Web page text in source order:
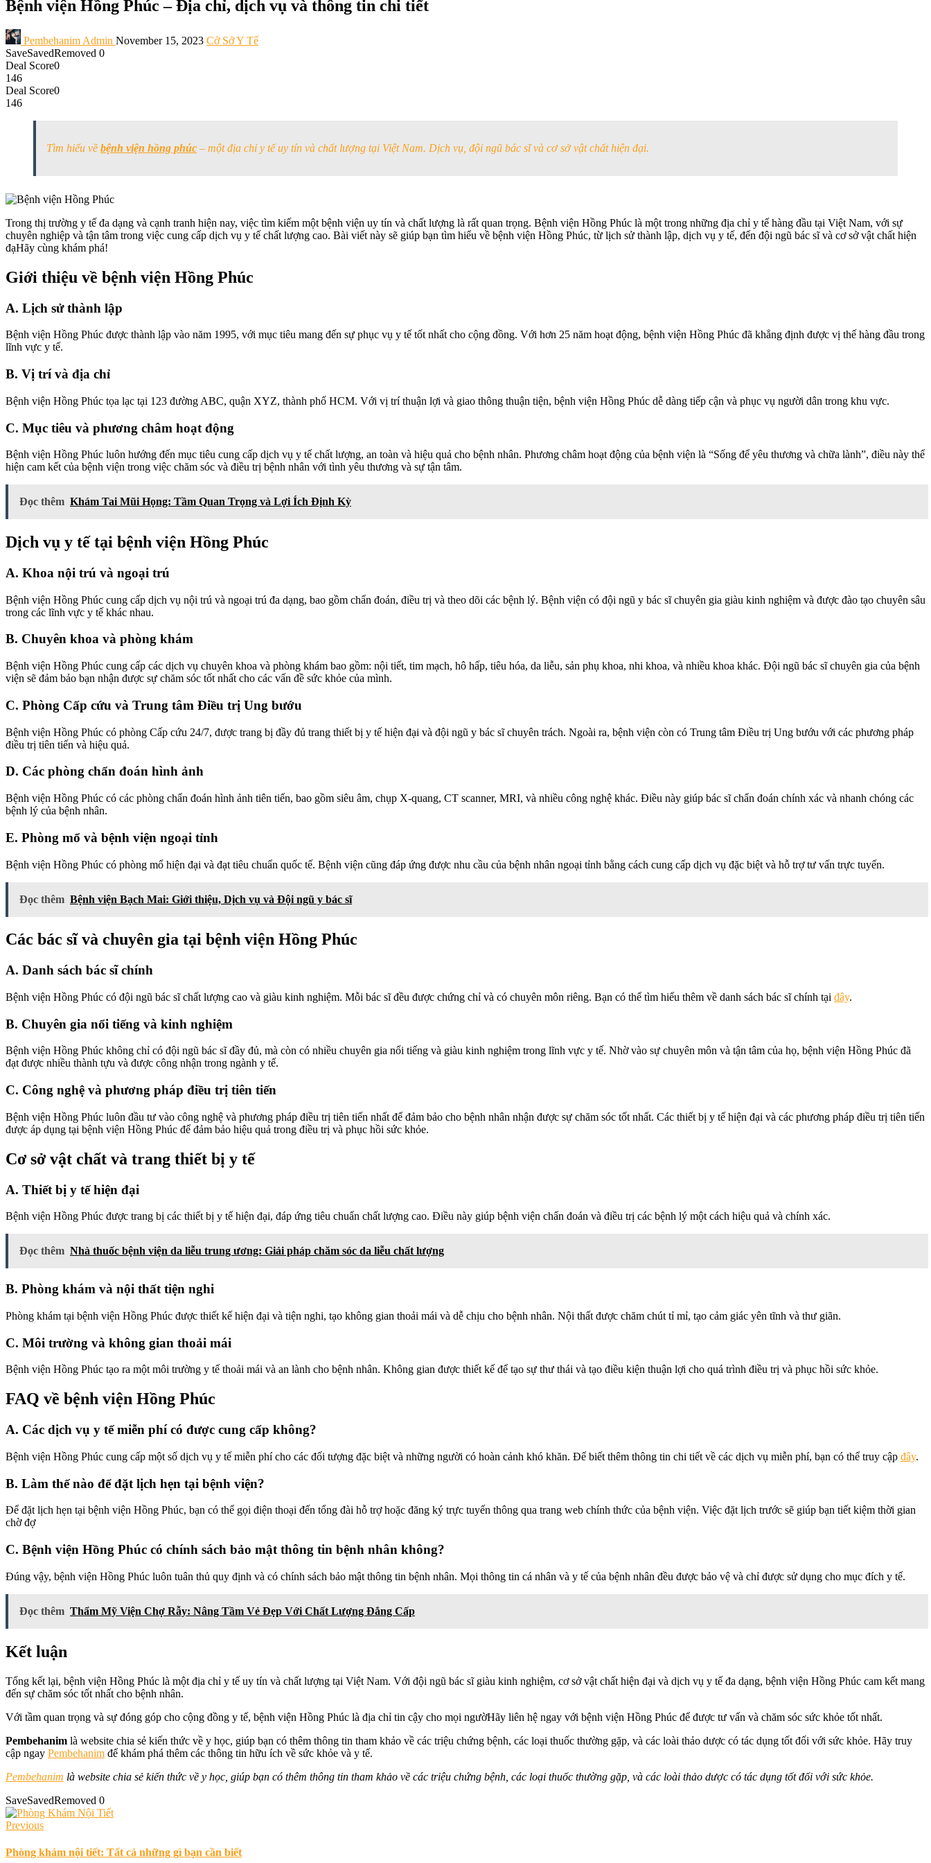
Bệnh viện Hồng Phúc – Địa chỉ, dịch vụ và thông tin chi tiết
Pembehanim Admin November 15, 2023 Cở Sở Y Tế
SaveSavedRemoved 0
Deal Score0
146
Deal Score0
146
Tìm hiểu về bệnh viện hồng phúc – một địa chỉ y tế uy tín và chất lượng tại Việt Nam. Dịch vụ, đội ngũ bác sĩ và cơ sở vật chất hiện đại.
Trong thị trường y tế đa dạng và cạnh tranh hiện nay, việc tìm kiếm một bệnh viện uy tín và chất lượng là rất quan trọng. Bệnh viện Hồng Phúc là một trong những địa chỉ y tế hàng đầu tại Việt Nam, với sự
chuyên nghiệp và tận tâm trong việc cung cấp dịch vụ y tế chất lượng cao. Bài viết này sẽ giúp bạn tìm hiểu về bệnh viện Hồng Phúc, từ lịch sử thành lập, dịch vụ y tế, đến đội ngũ bác sĩ và cơ sở vật chất hiện
đạHãy cùng khám phá!
Giới thiệu về bệnh viện Hồng Phúc
A. Lịch sử thành lập
Bệnh viện Hồng Phúc được thành lập vào năm 1995, với mục tiêu mang đến sự phục vụ y tế tốt nhất cho cộng đồng. Với hơn 25 năm hoạt động, bệnh viện Hồng Phúc đã khẳng định được vị thế hàng đầu trong
lĩnh vực y tế.
B. Vị trí và địa chỉ
Bệnh viện Hồng Phúc tọa lạc tại 123 đường ABC, quận XYZ, thành phố HCM. Với vị trí thuận lợi và giao thông thuận tiện, bệnh viện Hồng Phúc dễ dàng tiếp cận và phục vụ người dân trong khu vực.
C. Mục tiêu và phương châm hoạt động
Bệnh viện Hồng Phúc luôn hướng đến mục tiêu cung cấp dịch vụ y tế chất lượng, an toàn và hiệu quả cho bệnh nhân. Phương châm hoạt động của bệnh viện là “Sống để yêu thương và chữa lành”, điều này thể
hiện cam kết của bệnh viện trong việc chăm sóc và điều trị bệnh nhân với tình yêu thương và sự tận tâm.
Đọc thêm Khám Tai Mũi Họng: Tầm Quan Trọng và Lợi Ích Định Kỳ
Dịch vụ y tế tại bệnh viện Hồng Phúc
A. Khoa nội trú và ngoại trú
Bệnh viện Hồng Phúc cung cấp dịch vụ nội trú và ngoại trú đa dạng, bao gồm chẩn đoán, điều trị và theo dõi các bệnh lý. Bệnh viện có đội ngũ y bác sĩ chuyên gia giàu kinh nghiệm và được đào tạo chuyên sâu
trong các lĩnh vực y tế khác nhau.
B. Chuyên khoa và phòng khám
Bệnh viện Hồng Phúc cung cấp các dịch vụ chuyên khoa và phòng khám bao gồm: nội tiết, tim mạch, hô hấp, tiêu hóa, da liễu, sản phụ khoa, nhi khoa, và nhiều khoa khác. Đội ngũ bác sĩ chuyên gia của bệnh
viện sẽ đảm bảo bạn nhận được sự chăm sóc tốt nhất cho các vấn đề sức khỏe của mình.
C. Phòng Cấp cứu và Trung tâm Điều trị Ung bướu
Bệnh viện Hồng Phúc có phòng Cấp cứu 24/7, được trang bị đầy đủ trang thiết bị y tế hiện đại và đội ngũ y bác sĩ chuyên trách. Ngoài ra, bệnh viện còn có Trung tâm Điều trị Ung bướu với các phương pháp
điều trị tiên tiến và hiệu quả.
D. Các phòng chẩn đoán hình ảnh
Bệnh viện Hồng Phúc có các phòng chẩn đoán hình ảnh tiên tiến, bao gồm siêu âm, chụp X-quang, CT scanner, MRI, và nhiều công nghệ khác. Điều này giúp bác sĩ chẩn đoán chính xác và nhanh chóng các
bệnh lý của bệnh nhân.
E. Phòng mổ và bệnh viện ngoại tỉnh
Bệnh viện Hồng Phúc có phòng mổ hiện đại và đạt tiêu chuẩn quốc tế. Bệnh viện cũng đáp ứng được nhu cầu của bệnh nhân ngoại tỉnh bằng cách cung cấp dịch vụ đặc biệt và hỗ trợ tư vấn trực tuyến.
Đọc thêm Bệnh viện Bạch Mai: Giới thiệu, Dịch vụ và Đội ngũ y bác sĩ
Các bác sĩ và chuyên gia tại bệnh viện Hồng Phúc
A. Danh sách bác sĩ chính
Bệnh viện Hồng Phúc có đội ngũ bác sĩ chất lượng cao và giàu kinh nghiệm. Mỗi bác sĩ đều được chứng chỉ và có chuyên môn riêng. Bạn có thể tìm hiểu thêm về danh sách bác sĩ chính tại đây.
B. Chuyên gia nổi tiếng và kinh nghiệm
Bệnh viện Hồng Phúc không chỉ có đội ngũ bác sĩ đầy đủ, mà còn có nhiều chuyên gia nổi tiếng và giàu kinh nghiệm trong lĩnh vực y tế. Nhờ vào sự chuyên môn và tận tâm của họ, bệnh viện Hồng Phúc đã
đạt được nhiều thành tựu và được công nhận trong ngành y tế.
C. Công nghệ và phương pháp điều trị tiên tiến
Bệnh viện Hồng Phúc luôn đầu tư vào công nghệ và phương pháp điều trị tiên tiến nhất để đảm bảo cho bệnh nhân nhận được sự chăm sóc tốt nhất. Các thiết bị y tế hiện đại và các phương pháp điều trị tiên tiến
được áp dụng tại bệnh viện Hồng Phúc để đảm bảo hiệu quả trong điều trị và phục hồi sức khỏe.
Cơ sở vật chất và trang thiết bị y tế
A. Thiết bị y tế hiện đại
Bệnh viện Hồng Phúc được trang bị các thiết bị y tế hiện đại, đáp ứng tiêu chuẩn chất lượng cao. Điều này giúp bệnh viện chẩn đoán và điều trị các bệnh lý một cách hiệu quả và chính xác.
Đọc thêm Nhà thuốc bệnh viện da liễu trung ương: Giải pháp chăm sóc da liễu chất lượng
B. Phòng khám và nội thất tiện nghi
Phòng khám tại bệnh viện Hồng Phúc được thiết kế hiện đại và tiện nghi, tạo không gian thoải mái và dễ chịu cho bệnh nhân. Nội thất được chăm chút tỉ mỉ, tạo cảm giác yên tĩnh và thư giãn.
C. Môi trường và không gian thoải mái
Bệnh viện Hồng Phúc tạo ra một môi trường y tế thoải mái và an lành cho bệnh nhân. Không gian được thiết kế để tạo sự thư thái và tạo điều kiện thuận lợi cho quá trình điều trị và phục hồi sức khỏe.
FAQ về bệnh viện Hồng Phúc
A. Các dịch vụ y tế miễn phí có được cung cấp không?
Bệnh viện Hồng Phúc cung cấp một số dịch vụ y tế miễn phí cho các đối tượng đặc biệt và những người có hoàn cảnh khó khăn. Để biết thêm thông tin chi tiết về các dịch vụ miễn phí, bạn có thể truy cập đây.
B. Làm thế nào để đặt lịch hẹn tại bệnh viện?
Để đặt lịch hẹn tại bệnh viện Hồng Phúc, bạn có thể gọi điện thoại đến tổng đài hỗ trợ hoặc đăng ký trực tuyến thông qua trang web chính thức của bệnh viện. Việc đặt lịch trước sẽ giúp bạn tiết kiệm thời gian
chờ đợ
C. Bệnh viện Hồng Phúc có chính sách bảo mật thông tin bệnh nhân không?
Đúng vậy, bệnh viện Hồng Phúc luôn tuân thủ quy định và có chính sách bảo mật thông tin bệnh nhân. Mọi thông tin cá nhân và y tế của bệnh nhân đều được bảo vệ và chỉ được sử dụng cho mục đích y tế.
Đọc thêm Thẩm Mỹ Viện Chợ Rẫy: Nâng Tầm Vẻ Đẹp Với Chất Lượng Đẳng Cấp
Kết luận
Tổng kết lại, bệnh viện Hồng Phúc là một địa chỉ y tế uy tín và chất lượng tại Việt Nam. Với đội ngũ bác sĩ giàu kinh nghiệm, cơ sở vật chất hiện đại và dịch vụ y tế đa dạng, bệnh viện Hồng Phúc cam kết mang
đến sự chăm sóc tốt nhất cho bệnh nhân.
Với tầm quan trọng và sự đóng góp cho cộng đồng y tế, bệnh viện Hồng Phúc là địa chỉ tin cậy cho mọi ngườHãy liên hệ ngay với bệnh viện Hồng Phúc để được tư vấn và chăm sóc sức khỏe tốt nhất.
Pembehanim là website chia sẻ kiến thức về y học, giúp bạn có thêm thông tin tham khảo về các triệu chứng bệnh, các loại thuốc thường gặp, và các loài thảo dược có tác dụng tốt đối với sức khỏe. Hãy truy
cập ngay Pembehanim để khám phá thêm các thông tin hữu ích về sức khỏe và y tế.
Pembehanim là website chia sẻ kiến thức về y học, giúp bạn có thêm thông tin tham khảo về các triệu chứng bệnh, các loại thuốc thường gặp, và các loài thảo dược có tác dụng tốt đối với sức khỏe.
SaveSavedRemoved 0
Previous
Phòng khám nội tiết: Tất cả những gì bạn cần biết